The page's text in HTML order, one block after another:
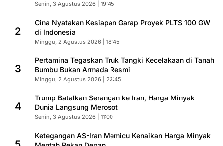
Senin, 3 Agustus 2026 | 19:45
2
Cina Nyatakan Kesiapan Garap Proyek PLTS 100 GW
di Indonesia
Minggu, 2 Agustus 2026 | 18:45
3
Pertamina Tegaskan Truk Tangki Kecelakaan di Tanah
Bumbu Bukan Armada Resmi
Minggu, 2 Agustus 2026 | 23:45
4
Trump Batalkan Serangan ke Iran, Harga Minyak
Dunia Langsung Merosot
Senin, 3 Agustus 2026 | 11:00
Ketegangan AS-Iran Memicu Kenaikan Harga Minyak